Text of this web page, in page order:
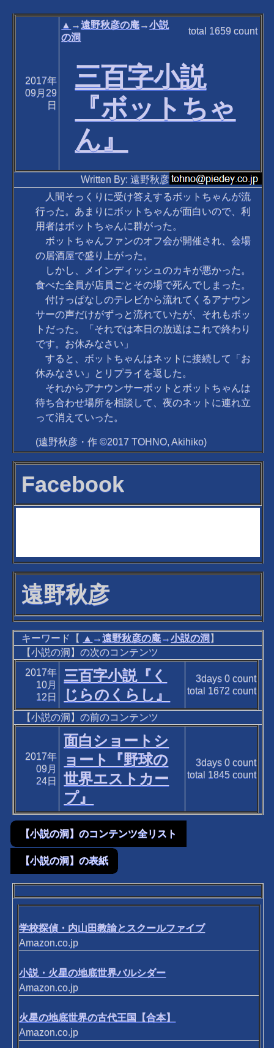
2017年
09月29
日
▲ →遠野秋彦の庵→小説
の洞
total 1659 count
三百字小説
『ボットちゃ
ん』
Written By: 遠野秋彦
人間そっくりに受け答えするボットちゃんが流
行った。あまりにボットちゃんが面白いので、利
用者はボットちゃんに群がった。
ボットちゃんファンのオフ会が開催され、会場
の居酒屋で盛り上がった。
しかし、メインディッシュのカキが悪かった。
食べた全員が店員ごとその場で死んでしまった。
付けっぱなしのテレビから流れてくるアナウン
サーの声だけがずっと流れていたが、それもボッ
トだった。「それでは本日の放送はこれで終わり
です。お休みなさい」
すると、ボットちゃんはネットに接続して「お
休みなさい」とリプライを返した。
それからアナウンサーボットとボットちゃんは
待ち合わせ場所を相談して、夜のネットに連れ立
って消えていった。
(遠野秋彦・作 ©2017 TOHNO, Akihiko)
Facebook
遠野秋彦
キーワード【 ▲ →遠野秋彦の庵→小説の洞 】
【小説の洞】の次のコンテンツ
2017年
10月
12日
三百字小説『く
じらのくらし』
3days 0count
total 1672 count
【小説の洞】の前のコンテンツ
2017年
09月
24日
面白ショートシ
ョート『野球の
世界エストカー
プ』
3days 0count
total 1845count
【小説の洞】のコンテンツ全リスト
【小説の洞】の表紙
学校探偵・内山田教諭とスクールファイブ
Amazon.co.jp
小説・火星の地底世界バルシダー
Amazon.co.jp
火星の地底世界の古代王国【合本】
Amazon.co.jp